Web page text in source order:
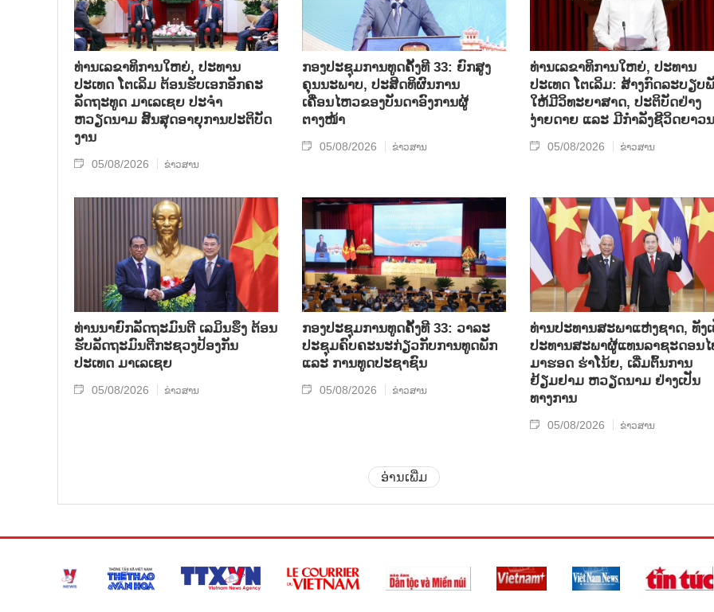
ທ່ານເລຂາທິການໃຫຍ່, ປະທານ
ປະເທດ ໂຕເລິມ ຕ້ອນຮັບເອກອັກຄະ
ລັດຖະທູດ ມາເລເຊຍ ປະຈຳ
ຫວຽດນາມ ສິ້ນສຸດອາຍຸການປະຕິບັດ
ງານ
05/08/2026 ຂ່າວສານ
ກອງປະຊຸມການທູດຄັ້ງທີ 33: ຍົກສູງ
ຄຸນນະພາບ, ປະສິດທິຜົນການ
ເຄື່ອນໄຫວຂອງບັນດາອົງການຜູ້
ຕາງໜ້າ
05/08/2026 ຂ່າວສານ
ທ່ານເລຂາທິການໃຫຍ່, ປະທານ
ປະເທດ ໂຕເລິມ: ສ້າງກົດລະບຽບ
ໃຫ້ມີວິທະຍາສາດ, ປະຕິບັດຢ່າງ
ງ່າຍດາຍ ແລະ ມີກຳລັງຊີວິດຍາວ
05/08/2026 ຂ່າວສານ
ທ່ານນາຍົກລັດຖະມົນຕີ ເລມິນຮຶງ ຕ້ອນ
ຮັບລັດຖະມົນຕີກະຊວງປ້ອງກັນ
ປະເທດ ມາເລເຊຍ
05/08/2026 ຂ່າວສານ
ກອງປະຊຸມການທູດຄັ້ງທີ 33: ວາລະ
ປະຊຸມຄົບຄະນະກ່ຽວກັບການທູດພັກ
ແລະ ການທູດປະຊາຊົນ
05/08/2026 ຂ່າວສານ
ທ່ານປະທານສະພາແຫ່ງຊາດ, ທັງ
ປະທານສະພາຜູ້ແທນລາຊະດອນໄ
ມາຮອດ ຮ່າໂນ້ຍ, ເລີ່ມຕົ້ນການ
ຢ້ຽມຢາມ ຫວຽດນາມ ຢ່າງເປັນ
ທາງການ
05/08/2026 ຂ່າວສານ
ອ່ານເພີ່ມ